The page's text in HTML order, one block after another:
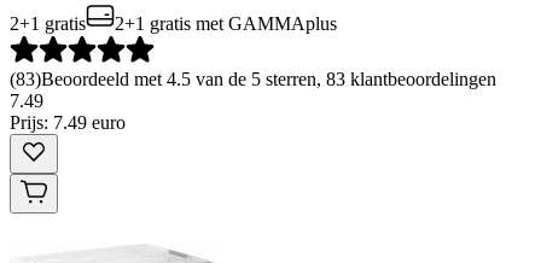
2+1 gratis 2+1 gratis met GAMMAplus
(83)Beoordeeld met 4.5 van de 5 sterren, 83 klantbeoordelingen
7.49
Prijs: 7.49 euro